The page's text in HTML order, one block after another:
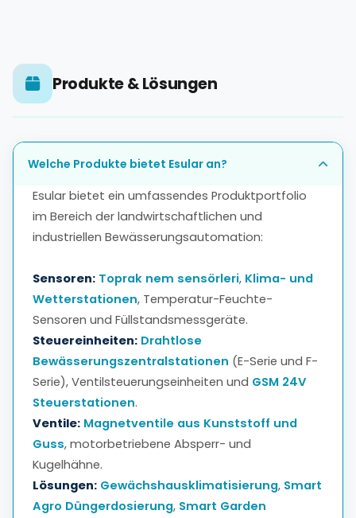
Produkte & Lösungen
Welche Produkte bietet Esular an?
Esular bietet ein umfassendes Produktportfolio
im Bereich der landwirtschaftlichen und
industriellen Bewässerungsautomation:
Sensoren: Toprak nem sensörleri, Klima- und
Wetterstationen, Temperatur-Feuchte-
Sensoren und Füllstandsmessgeräte.
Steuereinheiten: Drahtlose
Bewässerungszentralstationen (E-Serie und F-
Serie), Ventilsteuerungseinheiten und GSM 24V
Steuerstationen.
Ventile: Magnetventile aus Kunststoff und
Guss, motorbetriebene Absperr- und
Kugelhähne.
Lösungen: Gewächshausklimatisierung, Smart
Agro Düngerdosierung, Smart Garden